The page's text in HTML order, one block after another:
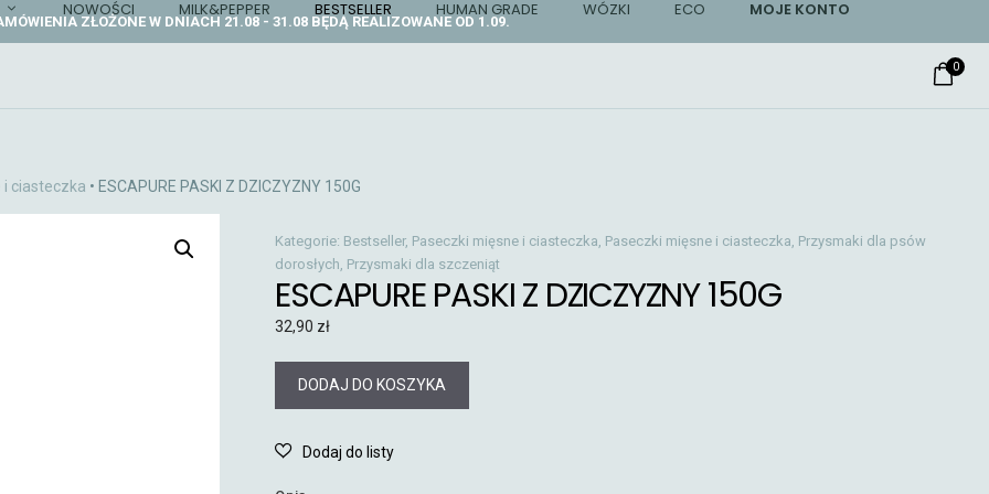
ZŁOŻONE W DNIACH 21.08 - 31.08 BĘDĄ REALIZOWANE OD 1.09.
NOWOŚCI MILK&PEPPER BESTSELLER HUMAN GRADE WÓZKI ECO MOJE KONTO
0
i ciasteczka • ESCAPURE PASKI Z DZICZYZNY 150G
ESCAPURE PASKI Z DZICZYZNY 150G
32,90 zł
DODAJ DO KOSZYKA
Kategorie: Bestseller, Paseczki mięsne i ciasteczka, Paseczki mięsne i ciasteczka, Przysmaki dla psów
dorosłych, Przysmaki dla szczeniąt